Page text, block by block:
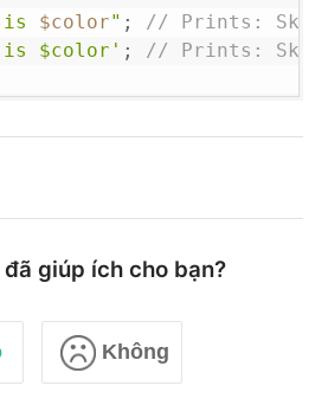
is $color" ;
// Prints:
is $color' ;
// Prints:
giúp ích cho bạn?
Không